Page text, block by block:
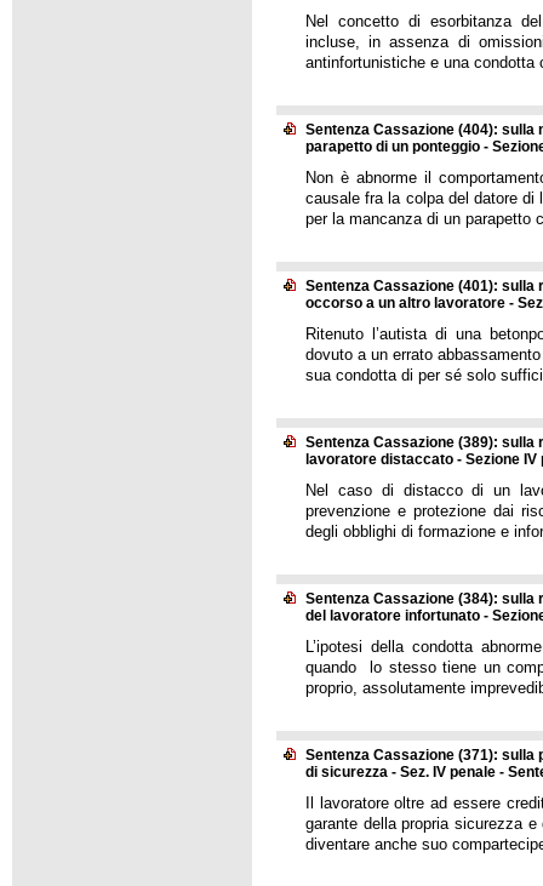
Nel concetto di esorbitanza
incluse, in assenza di
antinfortunistiche e una
Sentenza Cassazione (404):
parapetto di un ponteggio -
Non è abnorme il
causale fra la colpa del datore di
per la mancanza di un parapetto
Sentenza Cassazione (401):
occorso a un altro lavoratore -
Ritenuto l’autista di una
dovuto a un errato
sua condotta di per sé solo
Sentenza Cassazione (389):
lavoratore distaccato - Sezione IV
Nel caso di distacco di un
prevenzione e protezione dai
degli obblighi di formazione e
Sentenza Cassazione (384):
del lavoratore infortunato -
L’ipotesi della condotta
quando lo stesso tiene un
proprio, assolutamente
Sentenza Cassazione (371):
di sicurezza - Sez. IV penale -
Il lavoratore oltre ad essere
garante della propria sicurezza
diventare anche suo